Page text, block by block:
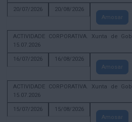
20/07/2026
20/08/2026
Amosar
ACTIVIDADE CORPORATIVA. Xunta de
15.07.2026
16/07/2026
16/08/2026
Amosar
ACTIVIDADE CORPORATIVA. Xunta de
15.07.2026
15/07/2026
15/08/2026
Amosar